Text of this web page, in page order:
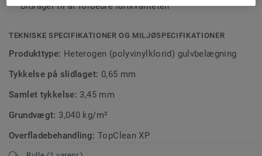
Bidrager til at forbedre luftkvaliteten
TEKNISKE SPECIFIKATIONER OG MILJØSPECIFIKATIONER
Produkttype: Heterogen (polyvinylklorid) gulvbelægning
Tykkelse på slidlaget: 0,65 mm
Samlet tykkelse: 3,45 mm
Grundvægt: 3,040 kg/m²
Overfladebehandling: TopClean XP